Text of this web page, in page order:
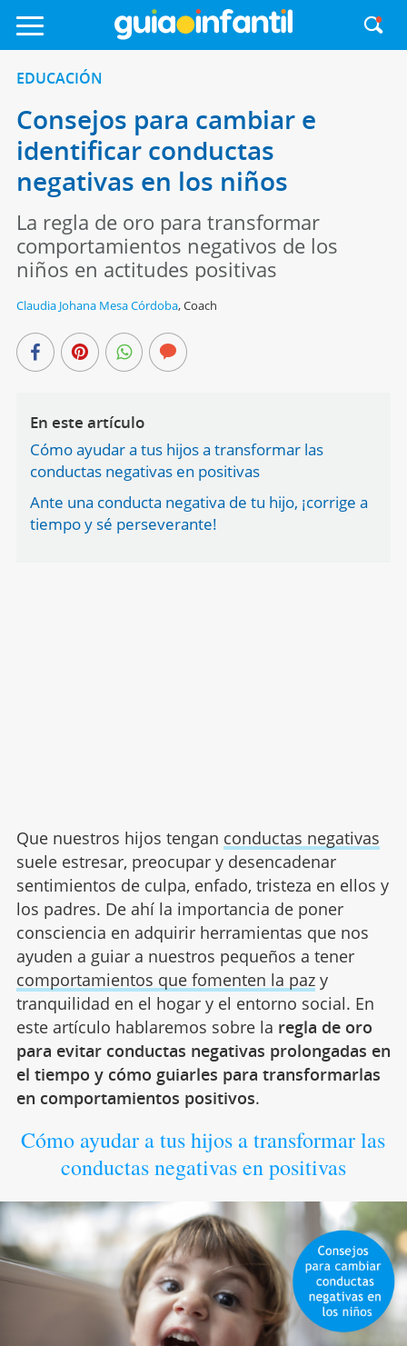
EDUCACIÓN
Consejos para cambiar e
identificar conductas
negativas en los niños
La regla de oro para transformar
comportamientos negativos de los
niños en actitudes positivas
Claudia Johana Mesa Córdoba,Coach
En este artículo
Cómo ayudar a tus hijos a transformar las
conductas negativas en positivas
Ante una conducta negativa de tu hijo, ¡corrige a
tiempo y sé perseverante!
Que nuestros hijos tengan conductas negativas
suele estresar, preocupar y desencadenar
sentimientos de culpa, enfado, tristeza en ellos y
los padres. De ahí la importancia de poner
consciencia en adquirir herramientas que nos
ayuden a guiar a nuestros pequeños a tener
comportamientos que fomenten la pazy
tranquilidad en el hogar y el entorno social. En
este artículo hablaremos sobre la regla de oro
para evitar conductas negativas prolongadas en
el tiempo y cómo guiarles para transformarlas
en comportamientos positivos.
Cómo ayudar a tus hijos a transformar las
conductas negativas en positivas